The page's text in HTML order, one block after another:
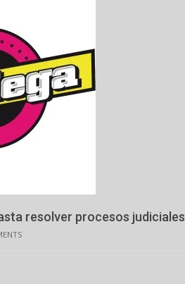
resolver procesos judiciales